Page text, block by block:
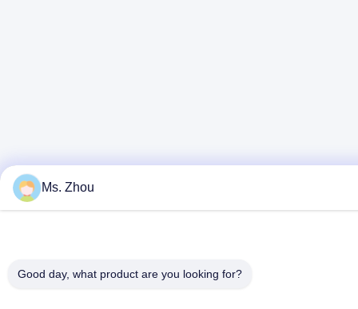
Ms. Zhou
Good day, what product are you looking for?